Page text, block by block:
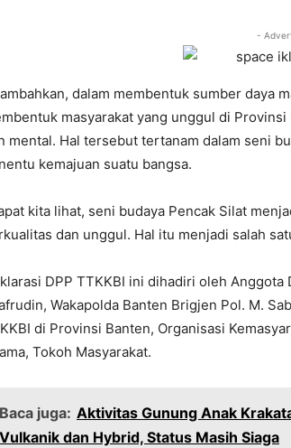
-
dalam membentuk sumber daya
masyarakat yang unggul di
mental. Hal tersebut tertanam dalam seni
kemajuan suatu bangsa.
kita lihat, seni budaya Pencak Silat
dan unggul. Hal itu menjadi salah
DPP TTKKBI ini dihadiri oleh Anggota
Wakapolda Banten Brigjen Pol. M.
di Provinsi Banten, Organisasi
Tokoh Masyarakat.
Baca juga: Aktivitas Gunung Anak
Vulkanik dan Hybrid, Status Masih Siaga